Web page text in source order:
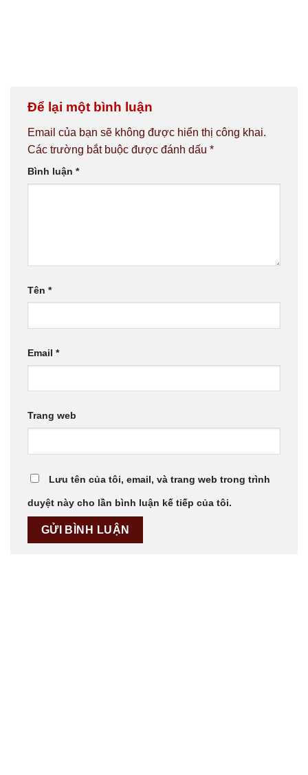
Để lại một bình luận
Email của bạn sẽ không được hiển thị công khai.
Các trường bắt buộc được đánh dấu *
Bình luận *
Tên *
Email *
Trang web
Lưu tên của tôi, email, và trang web trong trình
duyệt này cho lần bình luận kế tiếp của tôi.